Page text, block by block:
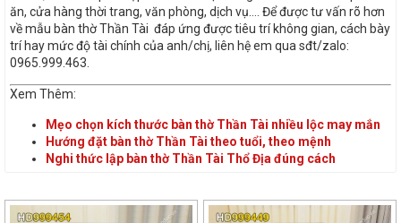
ăn, cửa hàng thời trang, văn phòng, dịch vụ…. Để được tư vấn rõ hơn
về mẫu bàn thờ Thần Tài đáp ứng được tiêu trí không gian, cách bày
trí hay mức độ tài chính của anh/chị, liên hệ em qua sđt/zalo:
0965.999.463.
Xem Thêm:
Mẹo chọn kích thước bàn thờ Thần Tài nhiều lộc may mắn
Hướng đặt bàn thờ Thần Tài theo tuổi, theo mệnh
Nghi thức lập bàn thờ Thần Tài Thổ Địa đúng cách